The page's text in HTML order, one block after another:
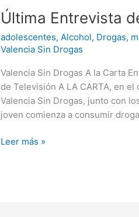
Última Entrevista
adolescentes, Alcohol, Drogas,
Valencia Sin Drogas
Valencia Sin Drogas A la Carta
de Televisión A LA CARTA, en
Valencia Sin Drogas, junto con
joven comienza a consumir
Leer más »